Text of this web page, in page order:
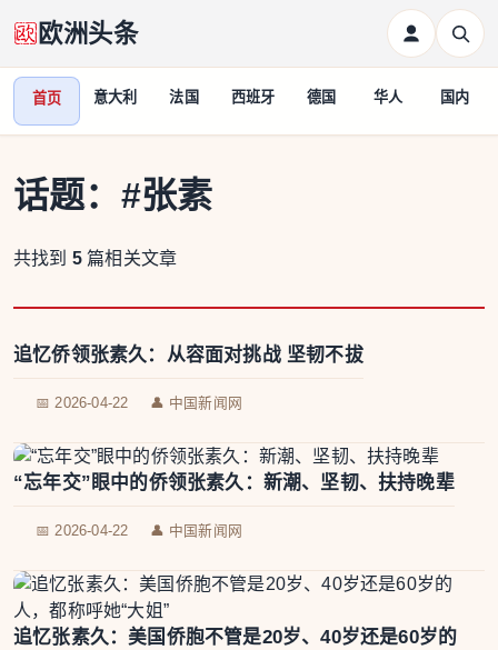
欧洲头条
首页 意大利 法国 西班牙 德国 华人 国内
话题： #张素
共找到 5 篇相关文章
追忆侨领张素久：从容面对挑战 坚韧不拔
📅 2026-04-22 👤 中国新闻网
“忘年交”眼中的侨领张素久：新潮、坚韧、扶持晚辈
📅 2026-04-22 👤 中国新闻网
追忆张素久：美国侨胞不管是20岁、40岁还是60岁的